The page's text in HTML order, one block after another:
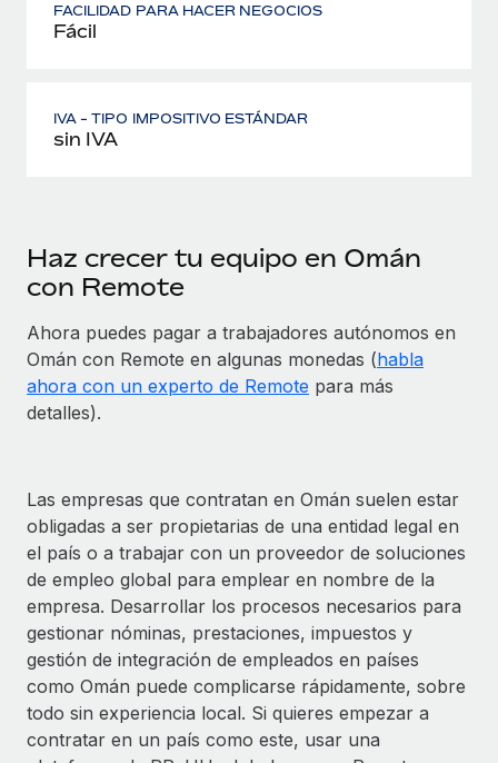
FACILIDAD PARA HACER NEGOCIOS
Fácil
IVA - TIPO IMPOSITIVO ESTÁNDAR
sin IVA
Haz crecer tu equipo en Omán
con Remote
Ahora puedes pagar a trabajadores autónomos en
Omán con Remote en algunas monedas (habla
ahora con un experto de Remote para más
detalles).
Las empresas que contratan en Omán suelen estar
obligadas a ser propietarias de una entidad legal en
el país o a trabajar con un proveedor de soluciones
de empleo global para emplear en nombre de la
empresa. Desarrollar los procesos necesarios para
gestionar nóminas, prestaciones, impuestos y
gestión de integración de empleados en países
como Omán puede complicarse rápidamente, sobre
todo sin experiencia local. Si quieres empezar a
contratar en un país como este, usar una